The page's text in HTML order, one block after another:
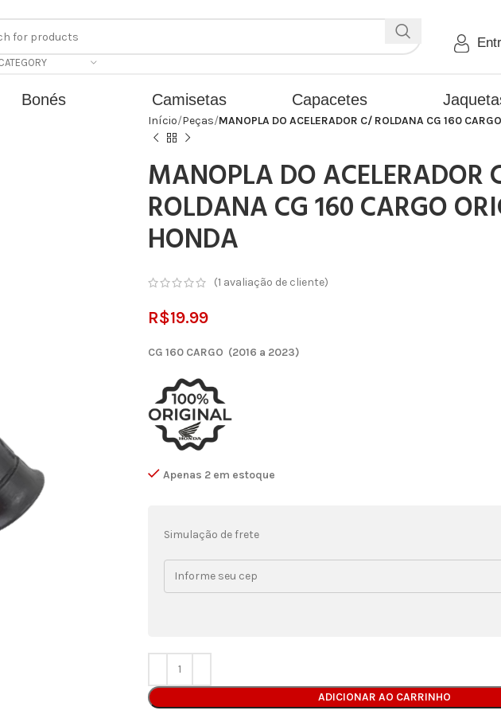
Bonés Camisetas Capacetes
Início Peças MANOPLA DO ACELERADOR C/ ROLDANA CG 160
MANOPLA DO ACELERADOR
ROLDANA CG 160 CARGO
HONDA
(1 avaliação de cliente)
R$19.99
CG 160 CARGO (2016 a 2023)
Apenas 2 em estoque
Simulação de frete
ADICIONAR AO CARRINHO